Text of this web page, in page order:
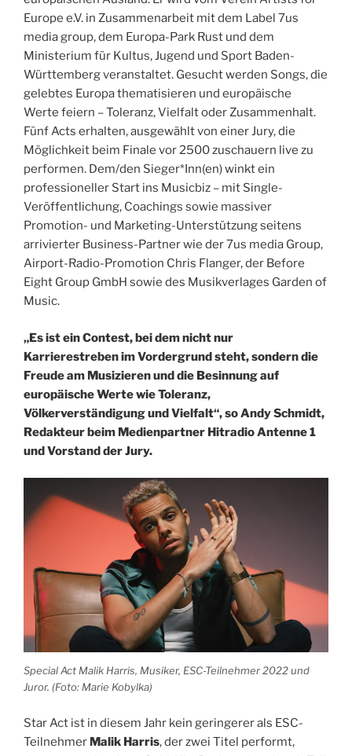
Europe e.V. in Zusammenarbeit mit dem Label 7us
media group, dem Europa-Park Rust und dem
Ministerium für Kultus, Jugend und Sport Baden-
Württemberg veranstaltet. Gesucht werden Songs, die
gelebtes Europa thematisieren und europäische
Werte feiern – Toleranz, Vielfalt oder Zusammenhalt.
Fünf Acts erhalten, ausgewählt von einer Jury, die
Möglichkeit beim Finale vor 2500 zuschauern live zu
performen. Dem/den Sieger*Inn(en) winkt ein
professioneller Start ins Musicbiz – mit Single-
Veröffentlichung, Coachings sowie massiver
Promotion- und Marketing-Unterstützung seitens
arrivierter Business-Partner wie der 7us media Group,
Airport-Radio-Promotion Chris Flanger, der Before
Eight Group GmbH sowie des Musikverlages Garden of
Music.
„Es ist ein Contest, bei dem nicht nur
Karrierestreben im Vordergrund steht, sondern die
Freude am Musizieren und die Besinnung auf
europäische Werte wie Toleranz,
Völkerverständigung und Vielfalt“, so Andy Schmidt,
Redakteur beim Medienpartner Hitradio Antenne 1
und Vorstand der Jury.
Special Act Malik Harris, Musiker, ESC-Teilnehmer 2022 und
Juror. (Foto: Marie Kobylka)
Star Act ist in diesem Jahr kein geringerer als ESC-
Teilnehmer Malik Harris, der zwei Titel performt,